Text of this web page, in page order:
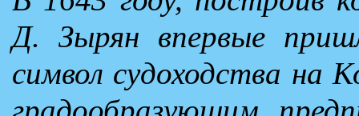
Д. Зырян впервые
символ судоходства на